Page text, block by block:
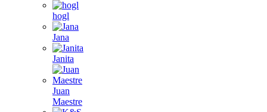
hogl
Jana
Janita
Juan
Maestre